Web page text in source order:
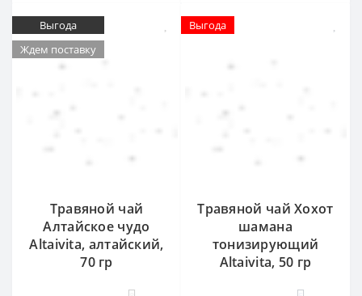
Выгода
Ждем поставку
Травяной чай
Алтайское чудо
Altaivita, алтайский,
70 гр
Выгода
Травяной чай Хохот
шамана
тонизирующий
Altaivita, 50 гр